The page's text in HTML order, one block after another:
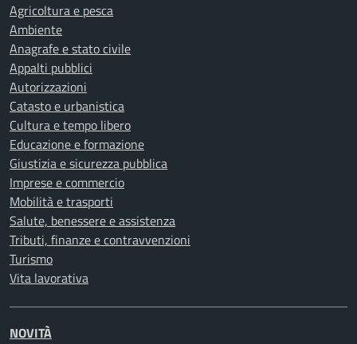
Agricoltura e pesca
Ambiente
Anagrafe e stato civile
Appalti pubblici
Autorizzazioni
Catasto e urbanistica
Cultura e tempo libero
Educazione e formazione
Giustizia e sicurezza pubblica
Imprese e commercio
Mobilità e trasporti
Salute, benessere e assistenza
Tributi, finanze e contravvenzioni
Turismo
Vita lavorativa
NOVITÀ